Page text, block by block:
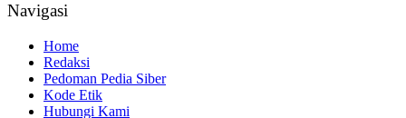
Navigasi
Home
Redaksi
Pedoman Pedia Siber
Kode Etik
Hubungi Kami